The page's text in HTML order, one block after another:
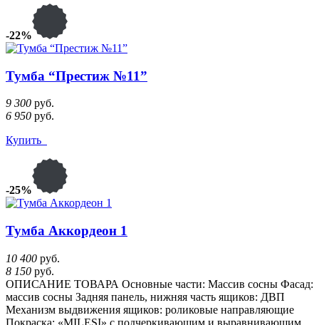
-22%
Тумба “Престиж №11”
9 300 руб.
6 950 руб.
Купить
-25%
Тумба Аккордеон 1
10 400 руб.
8 150 руб.
ОПИСАНИЕ ТОВАРА Основные части: Массив сосны Фасад:
массив сосны Задняя панель, нижняя часть ящиков: ДВП
Механизм выдвижения ящиков: роликовые направляющие
Покраска: «MILESI» с подчеркивающим и выравнивающим